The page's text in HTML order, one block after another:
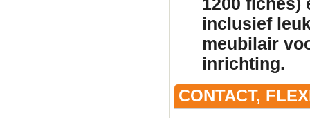
inclusief
meubilair
inrichting.
CONTACT,